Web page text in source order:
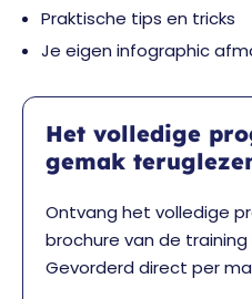
Praktische tips en tricks
Je eigen infographic
Het volledige
gemak
Ontvang het volledige
brochure van de
Gevorderd direct per